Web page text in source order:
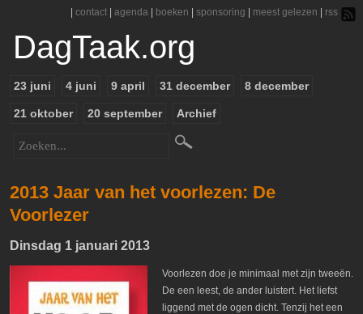
contact agenda boeken sponsoring meest gelezen rss
DagTaak.org
23 juni 4 juni 9 april 31 december 8 december
21 oktober 20 september Archief
2013 Jaar van het voorlezen: De
Voorlezer
Dinsdag 1 januari 2013
Voorlezen doe je minimaal met zijn tweeën.
De een leest, de ander luistert. Het liefst
liggend met de ogen dicht. Tenzij het een